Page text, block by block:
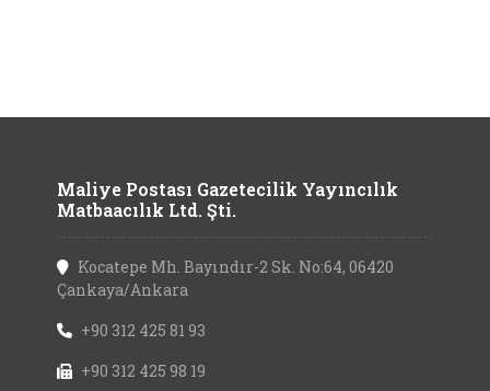
Maliye Postası Gazetecilik Yayıncılık
Matbaacılık Ltd. Şti.
Kocatepe Mh. Bayındır-2 Sk. No:64, 06420
Çankaya/Ankara
+90 312 425 81 93
+90 312 425 98 19